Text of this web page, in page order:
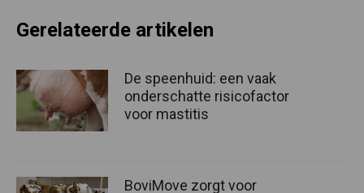
Gerelateerde artikelen
De speenhuid: een vaak
onderschatte risicofactor
voor mastitis
BoviMove zorgt voor